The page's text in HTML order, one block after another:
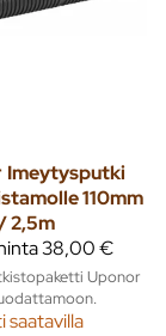
Imeytysputki
110mm
2,5m
38,00 €
Uponor
saatavilla